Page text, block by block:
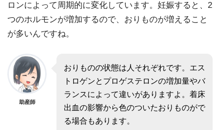
ロンによって周期的に変化しています。妊娠すると、2
つのホルモンが増加するので、おりものが増えること
が多いんですね。
助産師
おりものの状態は人それぞれです。エス
トロゲンとプロゲステロンの増加量やバ
ランスによって違いがありますよ。着床
出血の影響から色のついたおりものがで
る場合もあります。